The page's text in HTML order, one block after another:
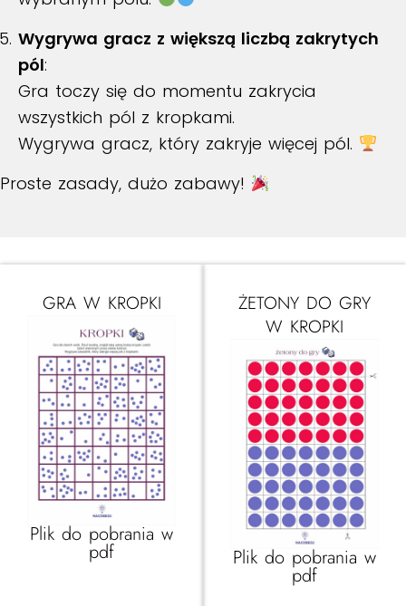
Wygrywa gracz z większą liczbą zakrytych
pól:
Gra toczy się do momentu zakrycia
wszystkich pól z kropkami.
Wygrywa gracz, który zakryje więcej pól.
Proste zasady, dużo zabawy!
GRA W KROPKI
Plik do pobrania w
pdf
ŻETONY DO GRY
W KROPKI
Plik do pobrania w
pdf​